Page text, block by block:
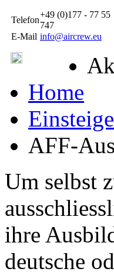
Telefon
+49 (0)177 - 77 55
747
E-Mail info@aircrew.eu
Home
AFF-
Um selbst
ihre
deutsche